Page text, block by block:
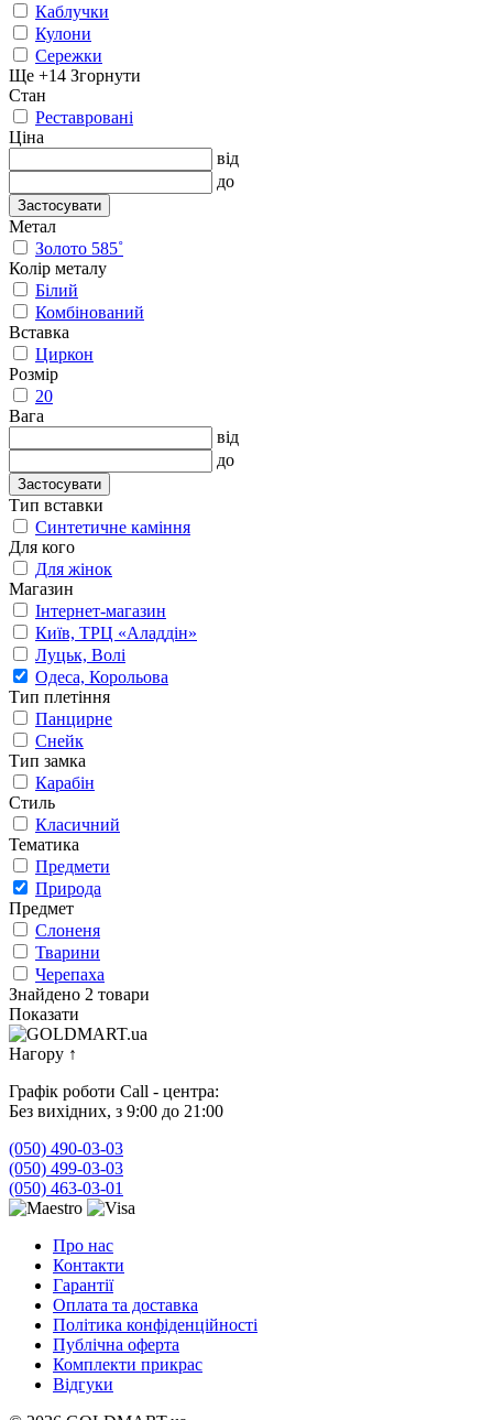
Каблучки
Кулони
Сережки
Ще +14 Згорнути
Стан
Реставровані
Ціна
від
до
Застосувати
Метал
Золото 585˚
Колір металу
Білий
Комбінований
Вставка
Циркон
Розмір
20
Вага
від
до
Застосувати
Тип вставки
Синтетичне каміння
Для кого
Для жінок
Магазин
Інтернет-магазин
Київ, ТРЦ «Аладдін»
Луцьк, Волі
Одеса, Корольова
Тип плетіння
Панцирне
Снейк
Тип замка
Карабін
Стиль
Класичний
Тематика
Предмети
Природа
Предмет
Слоненя
Тварини
Черепаха
Знайдено 2 товари
Показати
Нагору ↑
Графік роботи Call - центра:
Без вихідних, з 9:00 до 21:00
(050) 490-03-03
(050) 499-03-03
(050) 463-03-01
Про нас
Контакти
Гарантії
Оплата та доставка
Політика конфіденційності
Публічна оферта
Комплекти прикрас
Відгуки